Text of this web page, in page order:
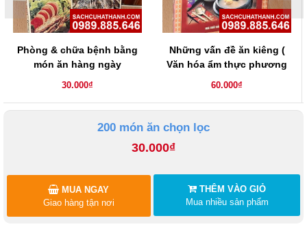
Phòng & chữa bệnh bằng
món ăn hàng ngày
30.000₫
Những vấn đề ăn kiêng (
Văn hóa ẩm thực phương
Đông )
60.000₫
200 món ăn chọn lọc
30.000₫
THÊM VÀO GIỎ
Mua nhiều sản phẩm
MUA NGAY
Giao hàng tận nơi